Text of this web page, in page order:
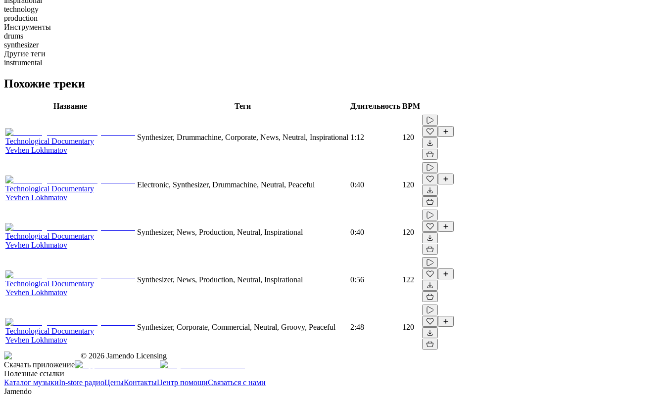
technology
production
Инструменты
drums
synthesizer
Другие теги
instrumental
Похожие треки
Название Теги Длительность BPM
Technological Documentary
Yevhen Lokhmatov
Synthesizer, Drummachine, Corporate, News, Neutral, Inspirational 1:12 120
Technological Documentary
Yevhen Lokhmatov
Electronic, Synthesizer, Drummachine, Neutral, Peaceful 0:40 120
Technological Documentary
Yevhen Lokhmatov
Synthesizer, News, Production, Neutral, Inspirational 0:40 120
Technological Documentary
Yevhen Lokhmatov
Synthesizer, News, Production, Neutral, Inspirational 0:56 122
Technological Documentary
Yevhen Lokhmatov
Synthesizer, Corporate, Commercial, Neutral, Groovy, Peaceful 2:48 120
© 2026 Jamendo Licensing
Скачать приложение
Полезные ссылки
Каталог музыкиIn-store радиоЦеныКонтактыЦентр помощиСвязаться с нами
Jamendo